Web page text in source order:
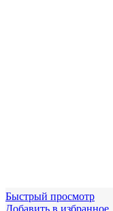
Быстрый просмотр
Добавить в избранное